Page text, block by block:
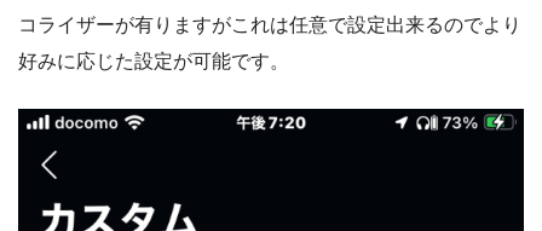
コライザーが有りますがこれは任意で設定出来るのでより
好みに応じた設定が可能です。